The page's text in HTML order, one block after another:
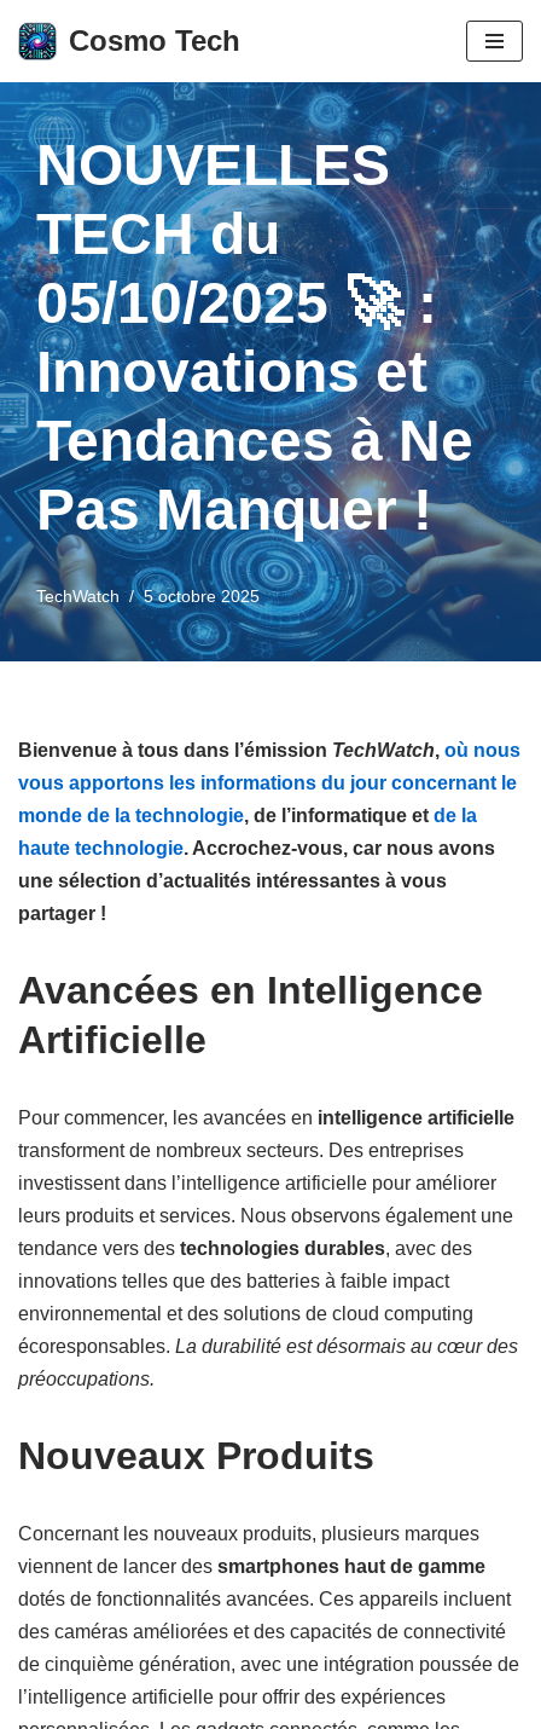
Aller
au
contenu
Cosmo Tech
NOUVELLES
TECH du
05/10/2025 🚀 :
Innovations et
Tendances à Ne
Pas Manquer !
TechWatch 5 octobre 2025
Bienvenue à tous dans l’émission TechWatch, où nous
vous apportons les informations du jour concernant le
monde de la technologie, de l’informatique et de la
haute technologie. Accrochez-vous, car nous avons
une sélection d’actualités intéressantes à vous
partager !
Avancées en Intelligence
Artificielle
Pour commencer, les avancées en intelligence artificielle
transforment de nombreux secteurs. Des entreprises
investissent dans l’intelligence artificielle pour améliorer
leurs produits et services. Nous observons également une
tendance vers des technologies durables, avec des
innovations telles que des batteries à faible impact
environnemental et des solutions de cloud computing
écoresponsables. La durabilité est désormais au cœur des
préoccupations.
Nouveaux Produits
Concernant les nouveaux produits, plusieurs marques
viennent de lancer des smartphones haut de gamme
dotés de fonctionnalités avancées. Ces appareils incluent
des caméras améliorées et des capacités de connectivité
de cinquième génération, avec une intégration poussée de
l’intelligence artificielle pour offrir des expériences